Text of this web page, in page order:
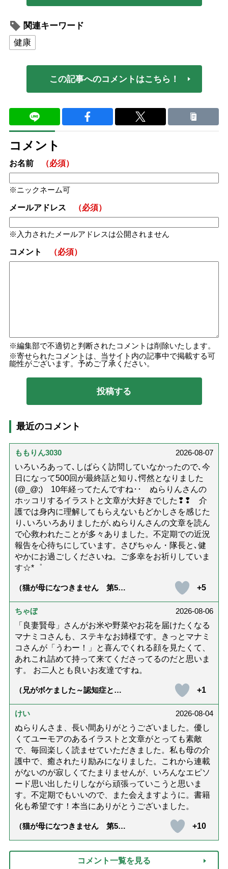
関連キーワード
健康
この記事へのコメントはこちら！
コメント
お名前 （必須）
ニックネーム可
メールアドレス （必須）
入力されたメールアドレスは公開されません
コメント （必須）
編集部で不適切と判断されたコメントは削除いたします。
寄せられたコメントは、当サイト内の記事中で掲載する可
能性がございます。予めご了承ください。
最近のコメント
ももりん3030
2026-08-07
いろいろあって､しばらく訪問していなかったので､今
日になって500回が最終話と知り､愕然となりました
(@_@;) 10年経ってたんですね･･ ぬらりんさんの
ホッコリするイラストと文章が大好きでした❢❢ 介
護では身内に理解してもらえないもどかしさを感じた
り､いろいろありましたが､ぬらりんさんの文章を読ん
で心救われたことが多々ありました。不定期での近況
報告を心待ちにしています。さびちゃん・隊長と､健
やかにお過ごしくださいね。ご多幸をお祈りしていま
す☆*゜
（猫が母になつきません 第500
+5
ちゃぼ
2026-08-06
「良妻賢母」さんがお米や野菜やお花を届けたくなる
マナミコさんも、ステキなお姉様です。きっとマナミ
コさんが「うわー！」と喜んでくれる顔を見たくて、
あれこれ詰めて持って来てくださってるのだと思いま
す。 お二人とも良いお友達ですね。
（兄がボケました～認知症と介
達』が届きました」）
+1
けい
2026-08-04
ぬらりんさま、長い間ありがとうございました。優し
くてユーモアのあるイラストと文章がとっても素敵
で、毎回楽しく読ませていただきました。私も母の介
護中で、癒されたり励みになりました。これから連載
がないのが寂しくてたまりませんが、いろんなエピソ
ード思い出したりしながら頑張っていこうと思いま
す。不定期でもいいので、また会えますように。書籍
化も希望です！本当にありがとうございました。
（猫が母になつきません 第500
+10
コメント一覧を見る